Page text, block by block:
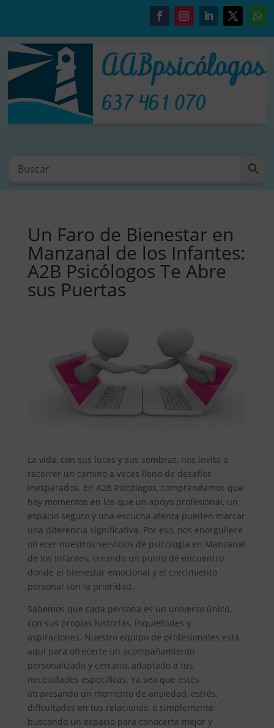
Un Faro de Bienestar en
Manzanal de los Infantes:
A2B Psicólogos Te Abre
sus Puertas
La vida, con sus luces y sus sombras, nos invita a
recorrer un camino a veces lleno de desafíos
inesperados. En A2B Psicólogos, comprendemos que
hay momentos en los que un apoyo profesional, un
espacio seguro y una escucha atenta pueden marcar
una diferencia significativa. Por eso, nos enorgullece
ofrecer nuestros servicios de psicología en Manzanal
de los Infantes, creando un punto de encuentro
donde el bienestar emocional y el crecimiento
personal son la prioridad.
Sabemos que cada persona es un universo único,
con sus propias historias, inquietudes y
aspiraciones. Nuestro equipo de profesionales está
aquí para ofrecerte un acompañamiento
personalizado y cercano, adaptado a tus
necesidades específicas. Ya sea que estés
atravesando un momento de ansiedad, estrés,
dificultades en tus relaciones, o simplemente
buscando un espacio para conocerte mejor y